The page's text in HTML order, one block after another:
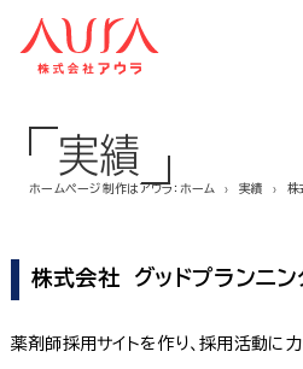
実績
ホームページ制作はアウラ：ホーム 実績 株
株式会社 グッドプランニン
薬剤師採用サイトを作り、採用活動に